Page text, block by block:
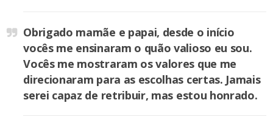
Obrigado mamãe e papai, desde o início
vocês me ensinaram o quão valioso eu sou.
Vocês me mostraram os valores que me
direcionaram para as escolhas certas. Jamais
serei capaz de retribuir, mas estou honrado.